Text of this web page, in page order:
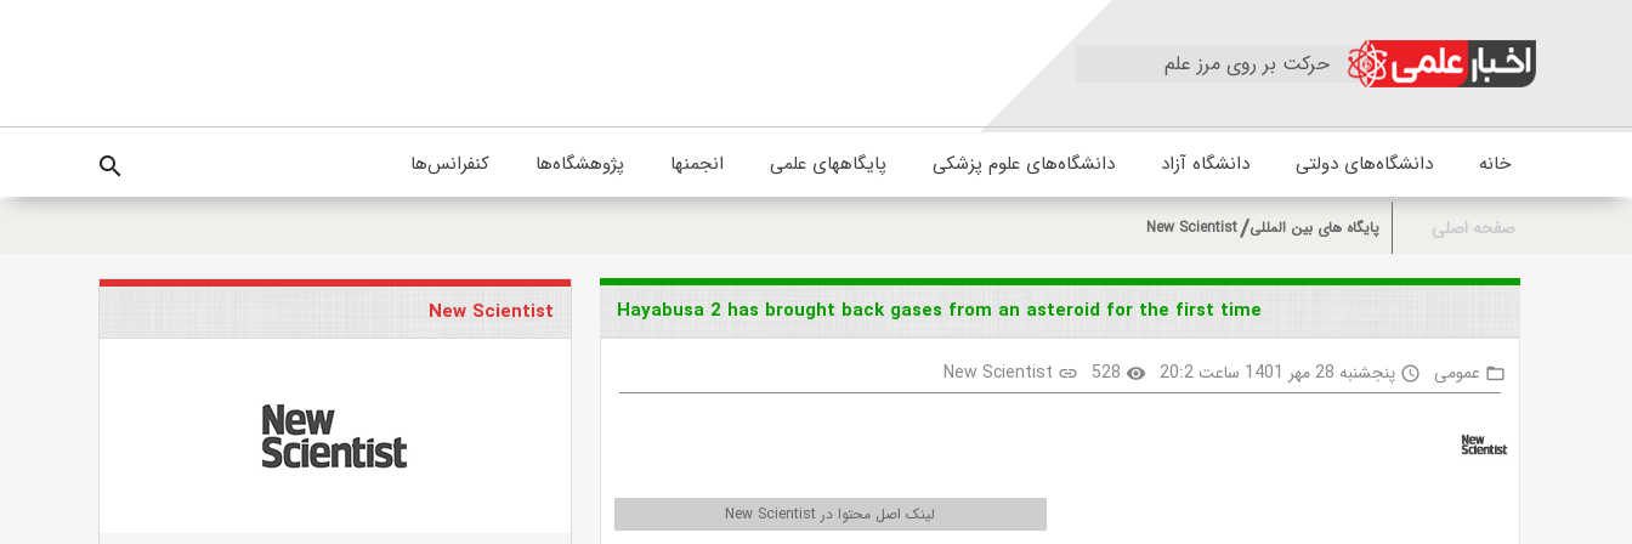
حرکت بر روی مرز علم
خانه دانشگاه‌های دولتی دانشگاه آزاد دانشگاه‌های علوم پزشکی پایگاههای علمی انجمنها پژوهشگاه‌ها کنفرانس‌ها search
صفحه اصلی پایگاه های بین المللی New Scientist
Hayabusa 2 has brought back gases from an asteroid for the first time
folder_open عمومی access_time پنجشنبه 28 مهر 1401 ساعت 20:2 visibility
528
link
New Scientist
لینک اصل محتوا در New Scientist
New Scientist